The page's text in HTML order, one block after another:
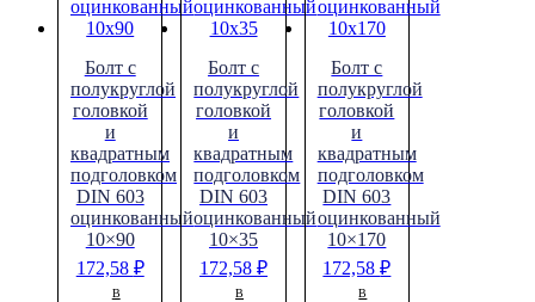
Болт с
полукруглой
головкой
и
квадратным
подголовком
DIN 603
оцинкованный
10×90
172,58 ₽
В
Болт с
полукруглой
головкой
и
квадратным
подголовком
DIN 603
оцинкованный
10×35
172,58₽
В
Болт с
полукруглой
головкой
и
квадратным
подголовком
DIN 603
оцинкованный
10×170
172,58₽
В